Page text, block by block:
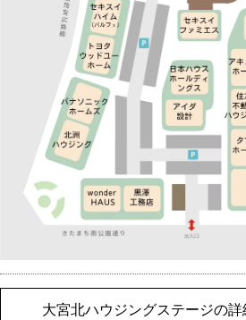
大宮北ハウジングステージの詳